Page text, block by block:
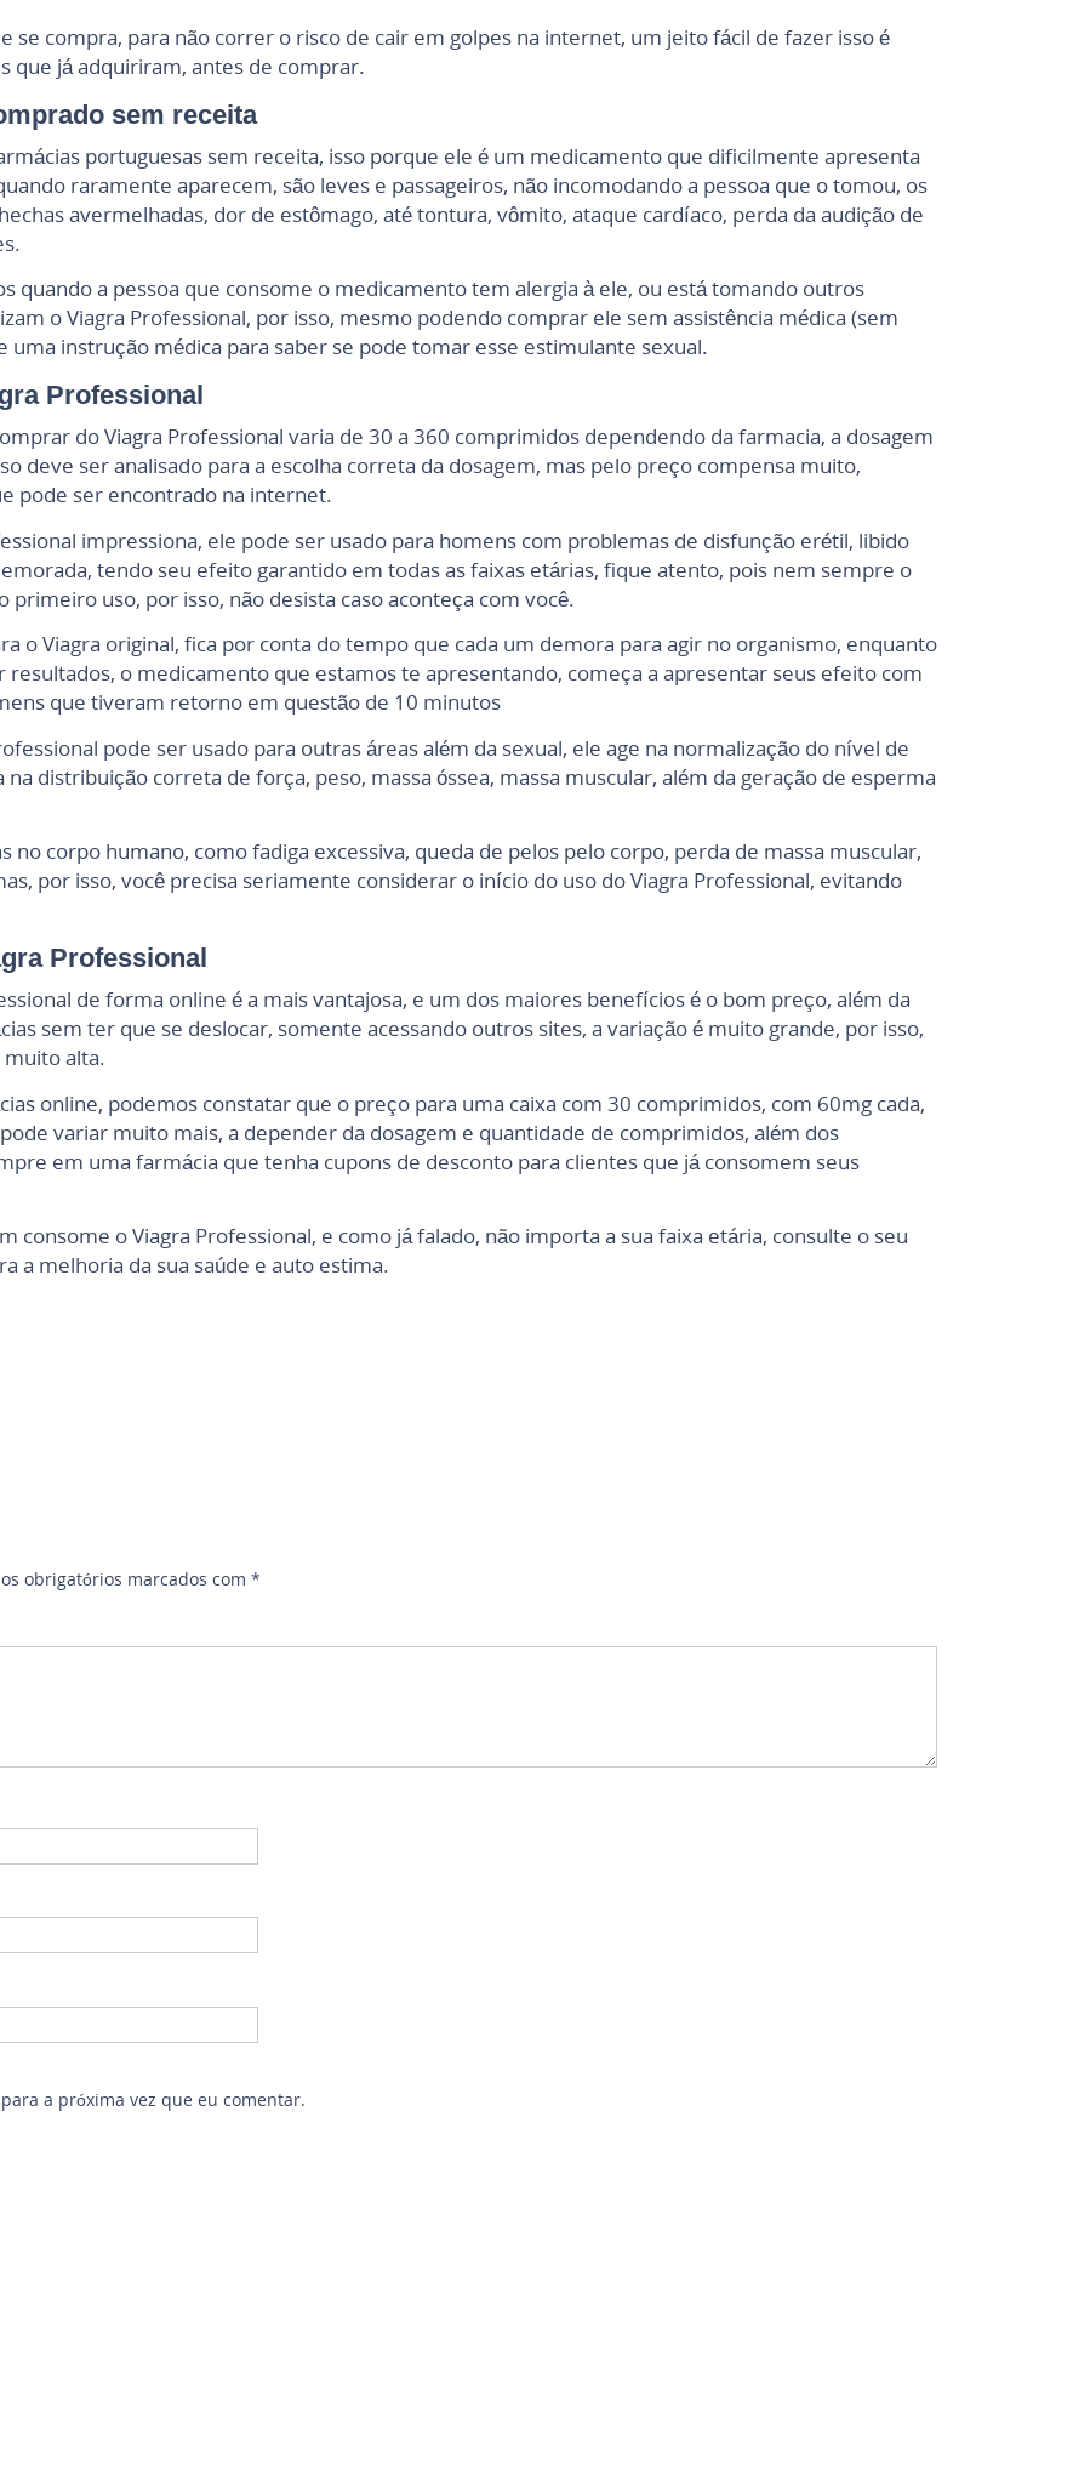
se compra, para não correr o risco de cair em golpes na internet, um jeito fácil de fazer isso é
que já adquiriram, antes de comprar.
sem receita
portuguesas sem receita, isso porque ele é um medicamento que dificilmente apresenta
raramente aparecem, são leves e passageiros, não incomodando a pessoa que o tomou, os
avermelhadas, dor de estômago, até tontura, vômito, ataque cardíaco, perda da audição de
quando a pessoa que consome o medicamento tem alergia à ele, ou está tomando outros
o Viagra Professional, por isso, mesmo podendo comprar ele sem assistência médica (sem
instrução médica para saber se pode tomar esse estimulante sexual.
Professional
do Viagra Professional varia de 30 a 360 comprimidos dependendo da farmacia, a dosagem
deve ser analisado para a escolha correta da dosagem, mas pelo preço compensa muito,
pode ser encontrado na internet.
impressiona, ele pode ser usado para homens com problemas de disfunção erétil, libido
tendo seu efeito garantido em todas as faixas etárias, fique atento, pois nem sempre o
uso, por isso, não desista caso aconteça com você.
o Viagra original, fica por conta do tempo que cada um demora para agir no organismo, enquanto
o medicamento que estamos te apresentando, começa a apresentar seus efeito com
que tiveram retorno em questão de 10 minutos
pode ser usado para outras áreas além da sexual, ele age na normalização do nível de
distribuição correta de força, peso, massa óssea, massa muscular, além da geração de esperma
corpo humano, como fadiga excessiva, queda de pelos pelo corpo, perda de massa muscular,
por isso, você precisa seriamente considerar o início do uso do Viagra Professional, evitando
Professional
de forma online é a mais vantajosa, e um dos maiores benefícios é o bom preço, além da
sem ter que se deslocar, somente acessando outros sites, a variação é muito grande, por isso,
muito alta.
online, podemos constatar que o preço para uma caixa com 30 comprimidos, com 60mg cada,
variar muito mais, a depender da dosagem e quantidade de comprimidos, além dos
em uma farmácia que tenha cupons de desconto para clientes que já consomem seus
consome o Viagra Professional, e como já falado, não importa a sua faixa etária, consulte o seu
a melhoria da sua saúde e auto estima.
obrigatórios marcados com *
a próxima vez que eu comentar.